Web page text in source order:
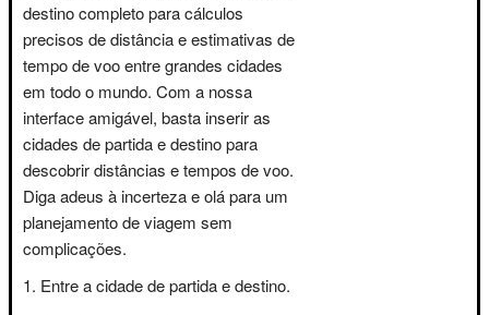
destino completo para cálculos
precisos de distância e estimativas de
tempo de voo entre grandes cidades
em todo o mundo. Com a nossa
interface amigável, basta inserir as
cidades de partida e destino para
descobrir distâncias e tempos de voo.
Diga adeus à incerteza e olá para um
planejamento de viagem sem
complicações.
Entre a cidade de partida e destino.